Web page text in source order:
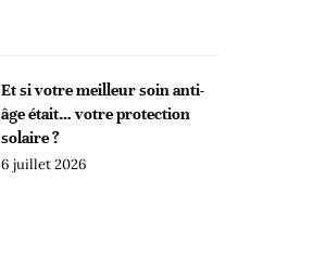
Et si votre meilleur soin anti-
âge était… votre protection
solaire ?
6 juillet 2026